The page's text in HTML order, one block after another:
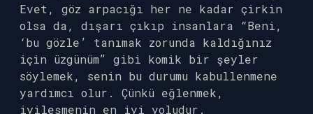
Evet, göz arpacığı her ne kadar çirkin
olsa da, dışarı çıkıp insanlara “Beni,
‘bu gözle’ tanımak zorunda kaldığınız
için üzgünüm” gibi komik bir şeyler
söylemek, senin bu durumu kabullenmene
yardımcı olur. Çünkü eğlenmek,
iyileşmenin en iyi yoludur.